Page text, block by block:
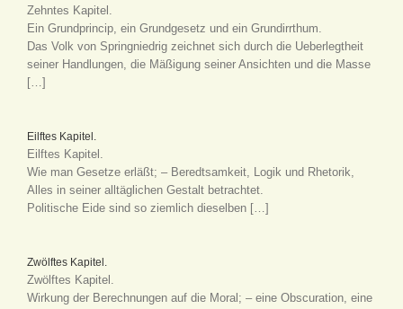
Zehntes Kapitel.
Ein Grundprincip, ein Grundgesetz und ein Grundirrthum.
Das Volk von Springniedrig zeichnet sich durch die Ueberlegtheit
seiner Handlungen, die Mäßigung seiner Ansichten und die Masse
[…]
Eilftes Kapitel.
Eilftes Kapitel.
Wie man Gesetze erläßt; – Beredtsamkeit, Logik und Rhetorik,
Alles in seiner alltäglichen Gestalt betrachtet.
Politische Eide sind so ziemlich dieselben […]
Zwölftes Kapitel.
Zwölftes Kapitel.
Wirkung der Berechnungen auf die Moral; – eine Obscuration, eine